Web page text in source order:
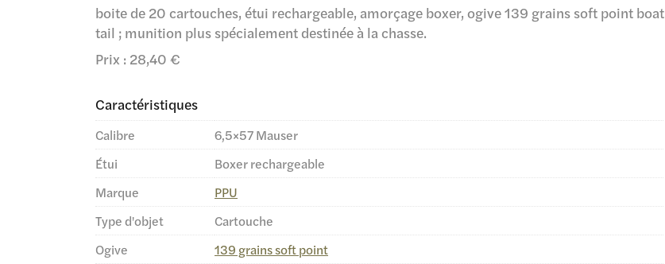
boite de 20 cartouches, étui rechargeable, amorçage boxer, ogive 139 grains soft point boat
tail ; munition plus spécialement destinée à la chasse.
Prix : 28,40 €
Caractéristiques
Calibre
6,5×57 Mauser
Étui
Boxer rechargeable
Marque
PPU
Type d'objet
Cartouche
Ogive
139 grains soft point